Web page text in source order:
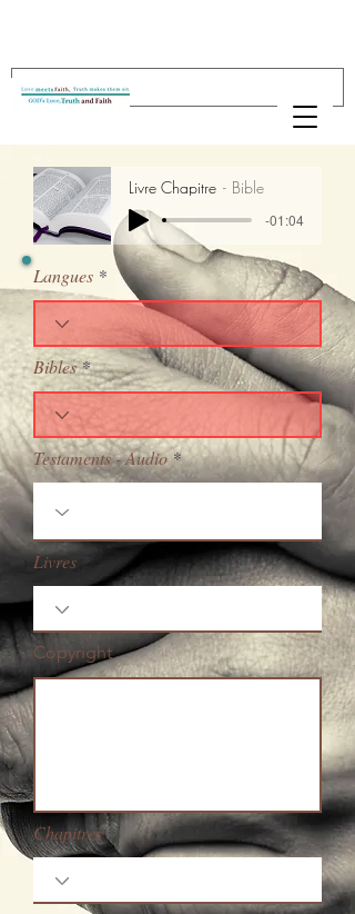
Livre Chapitre Bible
-01:04
Langues
Bibles
Testaments - Audio
Livres
Copyright
Chapitres